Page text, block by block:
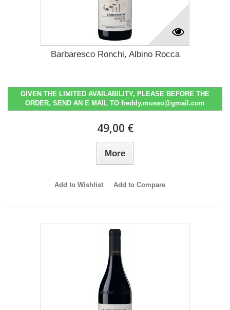
Barbaresco Ronchi, Albino Rocca
GIVEN THE LIMITED AVAILABILITY, PLEASE BEFORE THE
ORDER, SEND AN E MAIL TO freddy.musso@gmail.com
49,00 €
More
Add to Wishlist Add to Compare